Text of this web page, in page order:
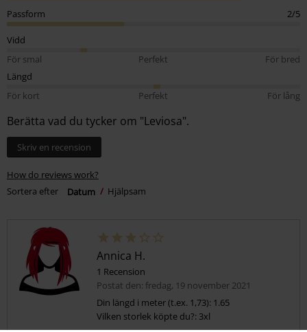
Passform 2/5
Vidd
För smal
Perfekt
För bred
Längd
För kort
Perfekt För lång
Berätta vad du tycker om "Leviosa".
Skriv en recension
How do reviews work?
Sortera efter
Datum Hjälpsam
Annica H.
1 Recension
Postat den: fredag, 19 november 2021
Din längd i meter (t.ex. 1,73): 1.65
Vilken storlek köpte du?: 3xl